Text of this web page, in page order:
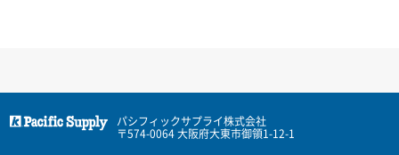
パシフィックサプライ株式会社
〒574-0064 大阪府大東市御領1-12-1